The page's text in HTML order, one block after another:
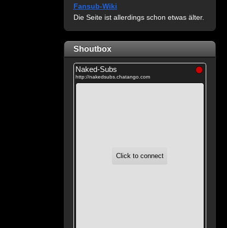
Fansub-Wiki
Die Seite ist allerdings schon etwas älter.
Shoutbox